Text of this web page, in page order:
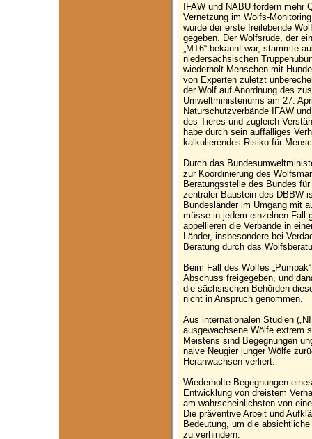
IFAW und NABU fordern mehr
Vernetzung im Wolfs-
wurde der erste freilebende
gegeben. Der Wolfsrüde, der
„MT6“ bekannt war, stammte
niedersächsischen
wiederholt Menschen mit
von Experten zuletzt
der Wolf auf Anordnung des
Umweltministeriums am 27.
Naturschutzverbände IFAW
des Tieres und zugleich
habe durch sein auffälliges
kalkulierendes Risiko für
Durch das
zur Koordinierung des
Beratungsstelle des Bundes
zentraler Baustein des DBBW
Bundesländer im Umgang mit
müsse in jedem einzelnen Fall
appellieren die Verbände in
Länder, insbesondere bei
Beratung durch das
Beim Fall des Wolfes
Abschuss freigegeben, und
die sächsischen Behörden
nicht in Anspruch genommen.
Aus internationalen Studien
ausgewachsene Wölfe extrem
Meistens sind Begegnungen
naive Neugier junger Wölfe
Heranwachsen verliert.
Wiederholte Begegnungen
Entwicklung von dreistem
am wahrscheinlichsten von
Die präventive Arbeit und
Bedeutung, um die
zu verhindern.